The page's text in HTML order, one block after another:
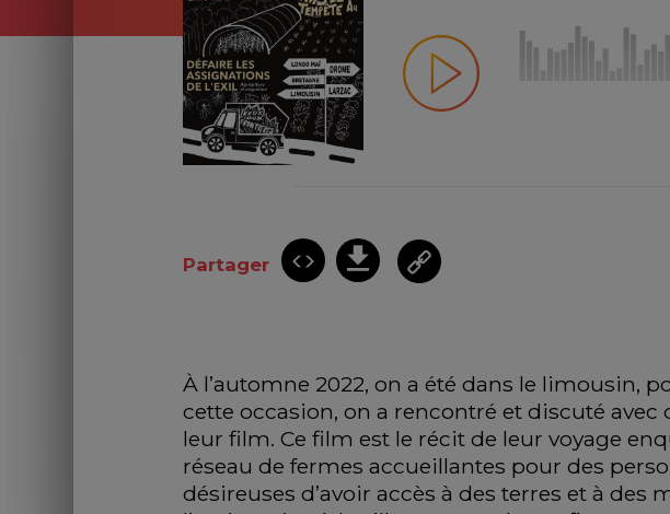
Partager
À l’automne 2022, on a été dans le limousin,
cette occasion, on a rencontré et discuté
leur film. Ce film est le récit de leur voyage
réseau de fermes accueillantes pour des
désireuses d’avoir accès à des terres et à